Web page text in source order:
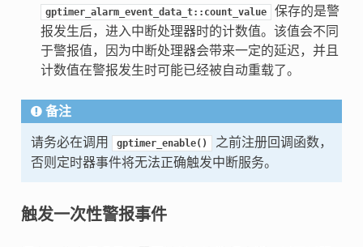
gptimer_alarm_event_data_t::count_value
保存的是警
报发生后，进入中断处理器时的计数值。该值会不同
于警报值，因为中断处理器会带来一定的延迟，并且
计数值在警报发生时可能已经被自动重载了。
备注
请务必在调用 gptimer_enable()
之前注册回调函数，
否则定时器事件将无法正确触发中断服务。
触发一次性警报事件